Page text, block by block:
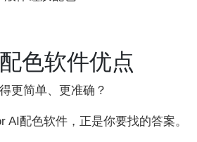
色软件优点
更简单、更准确？
AI配色软件，正是你要找的答案。